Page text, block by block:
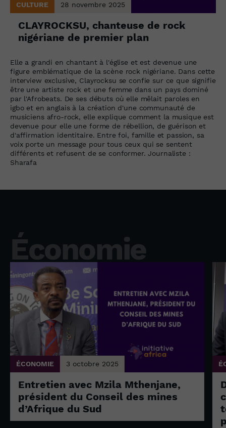
CULTURE 28 novembre 2025
CLAYROCKSU, chanteuse de rock
nigériane de premier plan
Elle a grandi en chantant à l'église et est devenue une
figure emblématique de la scène rock nigériane. Dans cette
interview exclusive, Clayrocksu se confie sur ce que signifie
être une artiste rock et une femme dans un pays dominé
par l'Afrobeats. De ses débuts où elle mêlait paroles en
igbo et en anglais à la création d'une communauté de
musiciens afro-rock, elle explique comment la musique est
devenue pour elle une forme de rébellion, de guérison et
d'affirmation identitaire. Entre foi, famille et passion, sa
voix porte un message pour tous ceux qui se sentent
différents et refusent de se conformer. Journaliste :
Sharafa
Économie
ÉCONOMIE 3 octobre 2025
Entretien avec Mzila Mthenjane,
président du Conseil des mines
d’Afrique du Sud